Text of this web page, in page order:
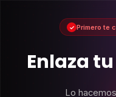
✓ Primero te
Enlaza
Lo